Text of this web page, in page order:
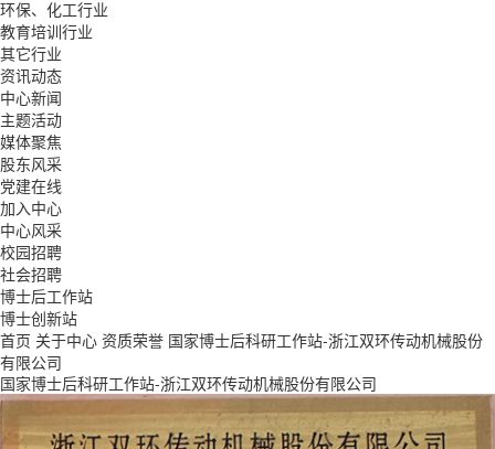
环保、化工行业
教育培训行业
其它行业
资讯动态
中心新闻
主题活动
媒体聚焦
股东风采
党建在线
加入中心
中心风采
校园招聘
社会招聘
博士后工作站
博士创新站
首页 关于中心 资质荣誉 国家博士后科研工作站-浙江双环传动机械股份
有限公司
国家博士后科研工作站-浙江双环传动机械股份有限公司